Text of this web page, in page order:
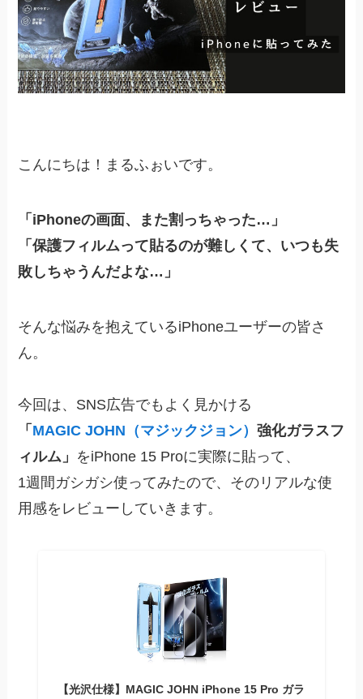
こんにちは！まるふぉいです。
「iPhoneの画面、また割っちゃった…」
「保護フィルムって貼るのが難しくて、いつも失
敗しちゃうんだよな…」
そんな悩みを抱えているiPhoneユーザーの皆さ
ん。
今回は、SNS広告でもよく見かける
「 MAGIC JOHN（マジックジョン）強化ガラスフ
ィルム」 をiPhone 15 Proに実際に貼って、
1週間ガシガシ使ってみたので、そのリアルな使
用感をレビューしていきます。
【光沢仕様】MAGIC JOHN iPhone 15 Pro ガラ